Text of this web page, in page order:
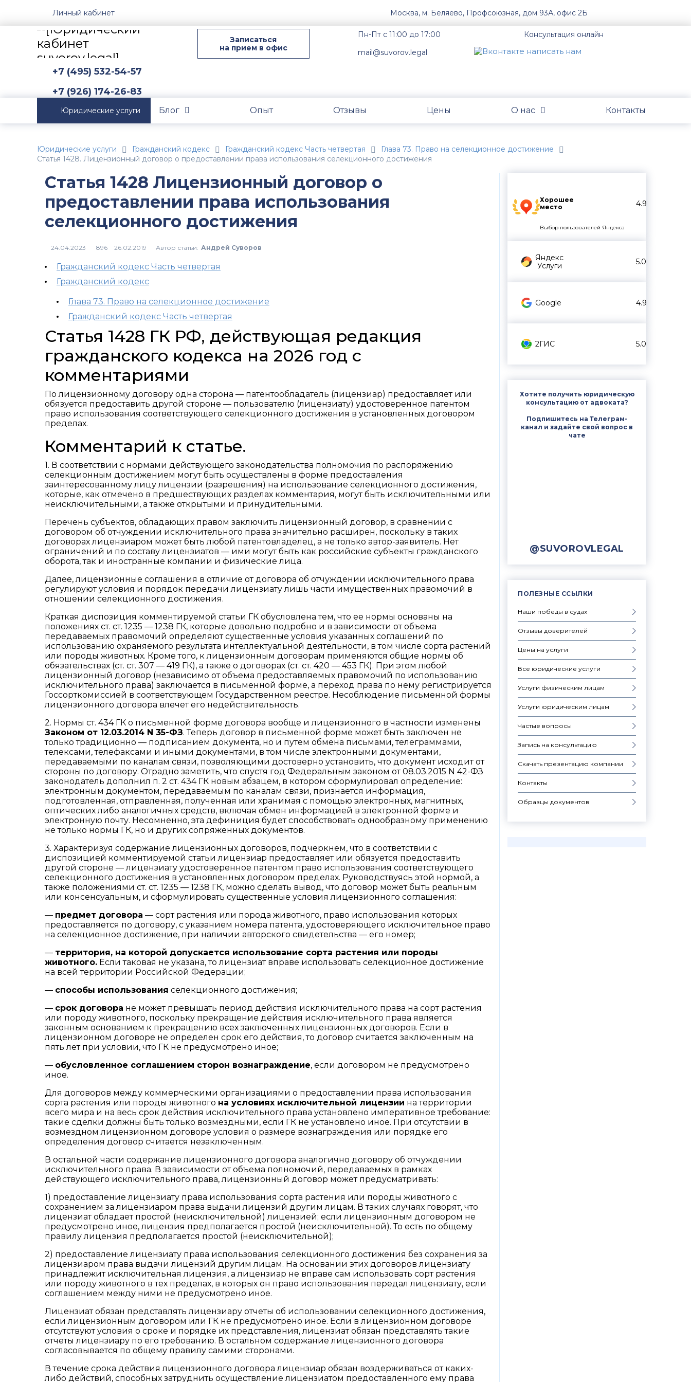
Личный кабинет Москва, м. Беляево, Профсоюзная, дом 93А, офис 2Б
Записаться
на прием в офис
Пн-Пт с 11:00 до 17:00
mail@suvorov.legal
Консультация онлайн
+7 (495) 532-54-57
+7 (926) 174-26-83
Юридические услуги Блог Опыт Отзывы Цены О нас Контакты
Юридические услуги Гражданский кодекс Гражданский кодекс Часть четвертая
Глава 73. Право на селекционное достижение
Статья 1428. Лицензионный договор о предоставлении права использования селекционного достижения
Хорошее
место
4.9
Выбор пользователей Яндекса
Яндекс
Услуги
5.0
Google 4.9
2ГИС 5.0
Хотите получить юридическую
консультацию от адвоката?
Подпишитесь на Телеграм-
канал и задайте свой вопрос в
чате
@SUVOROVLEGAL
ПОЛЕЗНЫЕ ССЫЛКИ
Наши победы в судах
Отзывы доверителей
Цены на услуги
Все юридические услуги
Услуги физическим лицам
Услуги юридическим лицам
Частые вопросы
Запись на консультацию
Скачать презентацию компании
Контакты
Образцы документов
Статья 1428 Лицензионный договор о
предоставлении права использования
селекционного достижения
896 Автор статьи: Андрей Суворов
Гражданский кодекс Часть четвертая
Гражданский кодекс
Глава 73. Право на селекционное достижение
Гражданский кодекс Часть четвертая
Статья 1428 ГК РФ, действующая редакция
гражданского кодекса на 2026 год с
комментариями
По лицензионному договору одна сторона — патентообладатель (лицензиар) предоставляет или
обязуется предоставить другой стороне — пользователю (лицензиату) удостоверенное патентом
право использования соответствующего селекционного достижения в установленных договором
пределах.
Комментарий к статье.
1. В соответствии с нормами действующего законодательства полномочия по распоряжению
селекционным достижением могут быть осуществлены в форме предоставления
заинтересованному лицу лицензии (разрешения) на использование селекционного достижения,
которые, как отмечено в предшествующих разделах комментария, могут быть исключительными или
неисключительными, а также открытыми и принудительными.
Перечень субъектов, обладающих правом заключить лицензионный договор, в сравнении с
договором об отчуждении исключительного права значительно расширен, поскольку в таких
договорах лицензиаром может быть любой патентовладелец, а не только автор-заявитель. Нет
ограничений и по составу лицензиатов — ими могут быть как российские субъекты гражданского
оборота, так и иностранные компании и физические лица.
Далее, лицензионные соглашения в отличие от договора об отчуждении исключительного права
регулируют условия и порядок передачи лицензиату лишь части имущественных правомочий в
отношении селекционного достижения.
Краткая диспозиция комментируемой статьи ГК обусловлена тем, что ее нормы основаны на
положениях ст. ст. 1235 — 1238 ГК, которые довольно подробно и в зависимости от объема
передаваемых правомочий определяют существенные условия указанных соглашений по
использованию охраняемого результата интеллектуальной деятельности, в том числе сорта растений
или породы животных. Кроме того, к лицензионным договорам применяются общие нормы об
обязательствах (ст. ст. 307 — 419 ГК), а также о договорах (ст. ст. 420 — 453 ГК). При этом любой
лицензионный договор (независимо от объема предоставляемых правомочий по использованию
исключительного права) заключается в письменной форме, а переход права по нему регистрируется
Госсорткомиссией в соответствующем Государственном реестре. Несоблюдение письменной формы
лицензионного договора влечет его недействительность.
2. Нормы ст. 434 ГК о письменной форме договора вообще и лицензионного в частности изменены
Законом от 12.03.2014 N 35-ФЗ. Теперь договор в письменной форме может быть заключен не
только традиционно — подписанием документа, но и путем обмена письмами, телеграммами,
телексами, телефаксами и иными документами, в том числе электронными документами,
передаваемыми по каналам связи, позволяющими достоверно установить, что документ исходит от
стороны по договору. Отрадно заметить, что спустя год Федеральным законом от 08.03.2015 N 42-ФЗ
законодатель дополнил п. 2 ст. 434 ГК новым абзацем, в котором сформулировал определение:
электронным документом, передаваемым по каналам связи, признается информация,
подготовленная, отправленная, полученная или хранимая с помощью электронных, магнитных,
оптических либо аналогичных средств, включая обмен информацией в электронной форме и
электронную почту. Несомненно, эта дефиниция будет способствовать однообразному применению
не только нормы ГК, но и других сопряженных документов.
3. Характеризуя содержание лицензионных договоров, подчеркнем, что в соответствии с
диспозицией комментируемой статьи лицензиар предоставляет или обязуется предоставить
другой стороне — лицензиату удостоверенное патентом право использования соответствующего
селекционного достижения в установленных договором пределах. Руководствуясь этой нормой, а
также положениями ст. ст. 1235 — 1238 ГК, можно сделать вывод, что договор может быть реальным
или консенсуальным, и сформулировать существенные условия лицензионного соглашения:
— предмет договора — сорт растения или порода животного, право использования которых
предоставляется по договору, с указанием номера патента, удостоверяющего исключительное право
на селекционное достижение, при наличии авторского свидетельства — его номер;
— территория, на которой допускается использование сорта растения или породы
животного. Если таковая не указана, то лицензиат вправе использовать селекционное достижение
на всей территории Российской Федерации;
— способы использования селекционного достижения;
— срок договора не может превышать период действия исключительного права на сорт растения
или породу животного, поскольку прекращение действия исключительного права является
законным основанием к прекращению всех заключенных лицензионных договоров. Если в
лицензионном договоре не определен срок его действия, то договор считается заключенным на
пять лет при условии, что ГК не предусмотрено иное;
— обусловленное соглашением сторон вознаграждение, если договором не предусмотрено
иное.
Для договоров между коммерческими организациями о предоставлении права использования
сорта растения или породы животного на условиях исключительной лицензии на территории
всего мира и на весь срок действия исключительного права установлено императивное требование:
такие сделки должны быть только возмездными, если ГК не установлено иное. При отсутствии в
возмездном лицензионном договоре условия о размере вознаграждения или порядке его
определения договор считается незаключенным.
В остальной части содержание лицензионного договора аналогично договору об отчуждении
исключительного права. В зависимости от объема полномочий, передаваемых в рамках
действующего исключительного права, лицензионный договор может предусматривать:
1) предоставление лицензиату права использования сорта растения или породы животного с
сохранением за лицензиаром права выдачи лицензий другим лицам. В таких случаях говорят, что
лицензиат обладает простой (неисключительной) лицензией; если лицензионным договором не
предусмотрено иное, лицензия предполагается простой (неисключительной). То есть по общему
правилу лицензия предполагается простой (неисключительной);
2) предоставление лицензиату права использования селекционного достижения без сохранения за
лицензиаром права выдачи лицензий другим лицам. На основании этих договоров лицензиату
принадлежит исключительная лицензия, а лицензиар не вправе сам использовать сорт растения
или породу животного в тех пределах, в которых он право использования передал лицензиату, если
соглашением между ними не предусмотрено иное.
Лицензиат обязан представлять лицензиару отчеты об использовании селекционного достижения,
если лицензионным договором или ГК не предусмотрено иное. Если в лицензионном договоре
отсутствуют условия о сроке и порядке их представления, лицензиат обязан представлять такие
отчеты лицензиару по его требованию. В остальном содержание лицензионного договора
согласовывается по общему правилу самими сторонами.
В течение срока действия лицензионного договора лицензиар обязан воздерживаться от каких-
либо действий, способных затруднить осуществление лицензиатом предоставленного ему права